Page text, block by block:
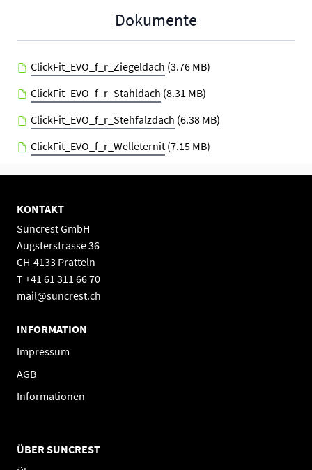
Dokumente
ClickFit_EVO_f_r_Ziegeldach (3.76 MB)
ClickFit_EVO_f_r_Stahldach (8.31 MB)
ClickFit_EVO_f_r_Stehfalzdach (6.38 MB)
ClickFit_EVO_f_r_Welleternit (7.15 MB)
KONTAKT
Suncrest GmbH
Augsterstrasse 36
CH-4133 Pratteln
T +41 61 311 66 70
mail@suncrest.ch
INFORMATION
Impressum
AGB
Informationen
ÜBER SUNCREST